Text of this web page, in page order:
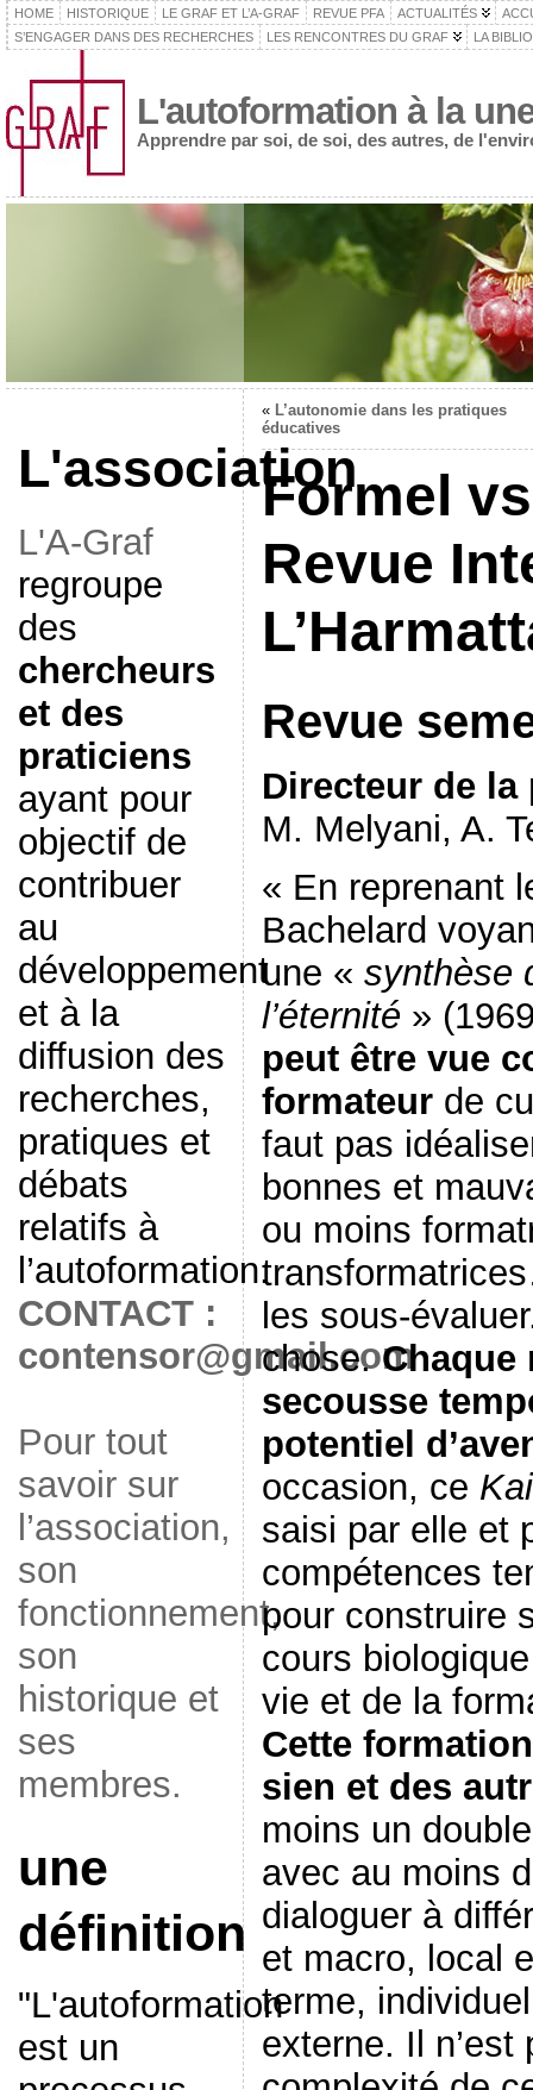
HOME HISTORIQUE LE GRAF ET L’A-GRAF REVUE PFA ACTUALITÉS
S’ENGAGER DANS DES RECHERCHES
LES RENCONTRES DU GRAF LA
L'autoformation à la
Apprendre par soi, de soi, des autres, de
L'association
L'A-Graf
regroupe
des
chercheurs
et des
praticiens
ayant pour
objectif de
contribuer
au
développement
et à la
diffusion des
recherches,
pratiques et
débats
relatifs à
l’autoformation.
CONTACT :
contensor@gmail.com
Pour tout
savoir sur
l’association,
son
fonctionnement,
son
historique et
ses
membres.
une
définition
"L'autoformation
est un
« L’autonomie dans les pratiques
éducatives
Formel
Revue
Revue
Directeur de
M. Melyani, A.
« En reprenant
Bachelard
une « synthèse
l’éternité »
peut être vue
formateurde
faut pas
bonnes et
ou moins
les sous-
chose.Chaque
secousse
potentiel
occasion, ce
saisi par elle et
compétences
pour construire
cours
vie et de la
Cette
sien et des
moins un
avec au moins
dialoguer à
et macro, local
terme,
externe. Il